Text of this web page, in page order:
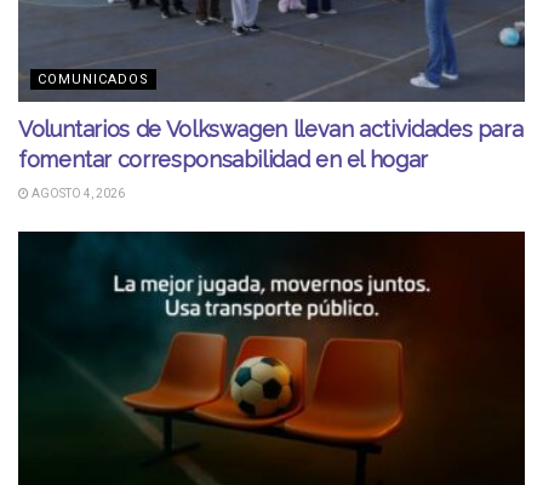
COMUNICADOS
Voluntarios de Volkswagen llevan actividades para
fomentar corresponsabilidad en el hogar
AGOSTO 4, 2026